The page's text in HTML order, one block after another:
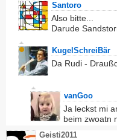
Santoro
Also bitte...
Darude
KugelSchreiBär
Da Rudi -
vanGoo
Ja leckst mi
beim zwoatn
Geisti2011